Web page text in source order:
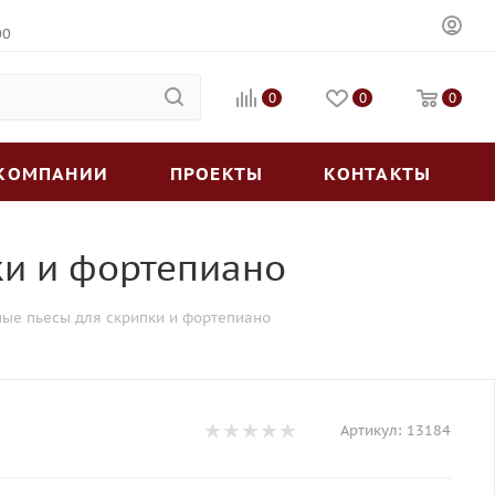
0 0 0
ПРОЕКТЫ КОНТАКТЫ
и фортепиано
пьесы для скрипки и фортепиано
Артикул: 13184